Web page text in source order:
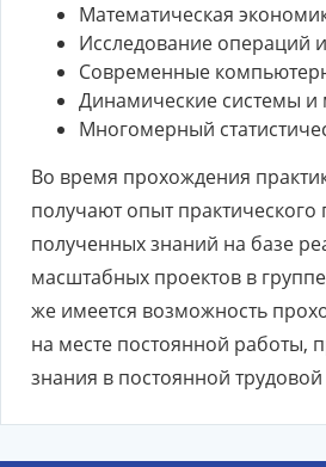
Математическая
Исследование операций
Современные
Динамические системы и
Многомерный
Во время прохождения
получают опыт
полученных знаний на базе
масштабных проектов в
же имеется возможность
на месте постоянной работы,
знания в постоянной трудовой